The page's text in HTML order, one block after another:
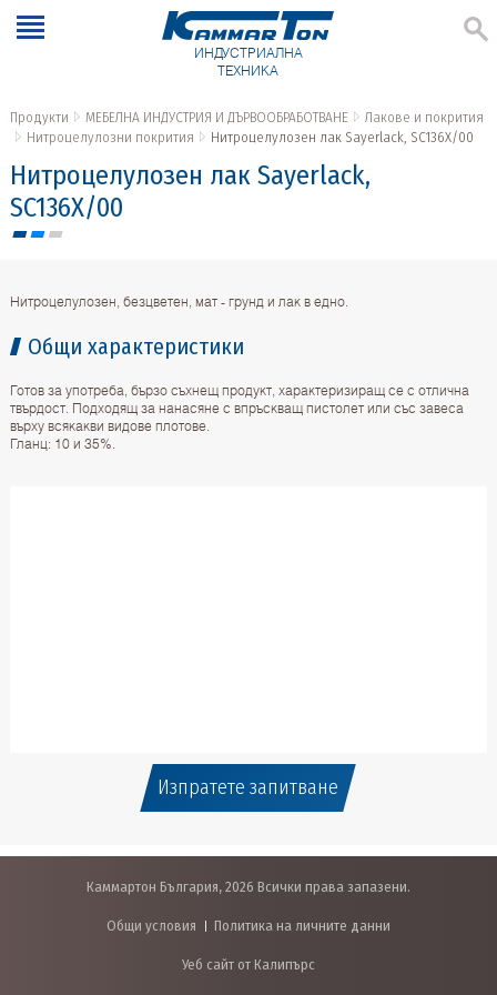
ИНДУСТРИАЛНА
ТЕХНИКА
Продукти МЕБЕЛНА ИНДУСТРИЯ И ДЪРВООБРАБОТВАНЕ
Лакове и покрития
Нитроцелулозни покрития
Нитроцелулозен лак Sayerlack, SC136X/00
Нитроцелулозен лак Sayerlack,
SC136X/00
Нитроцелулозен, безцветен, мат - грунд и лак в едно.
Общи характеристики
Готов за употреба, бързо съхнещ продукт, характеризиращ се с отлична
твърдост. Подходящ за нанасяне с впръскващ пистолет или със завеса
върху всякакви видове плотове.
Гланц: 10 и 35%.
Изпратете запитване
Каммартон България, 2026 Всички права запазени.
Общи условия Политика на личните данни
Уеб сайт от Калипърс